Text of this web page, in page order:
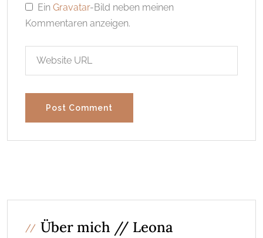
EinGravatar-Bild neben meinen
Kommentaren anzeigen.
Über mich // Leona